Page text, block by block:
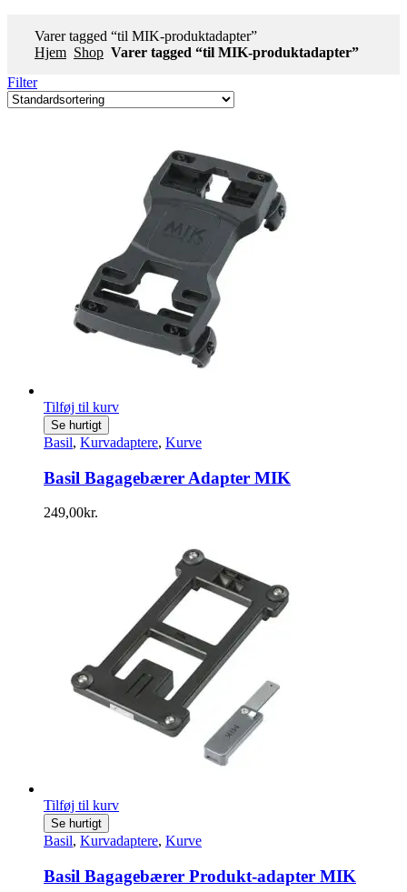
Varer tagged “til MIK-produktadapter”
Hjem Shop Varer tagged “til MIK-produktadapter”
Filter
Tilføj til kurv
Se hurtigt
Basil, Kurvadaptere, Kurve
Basil Bagagebærer Adapter MIK
249,00kr.
Tilføj til kurv
Se hurtigt
Basil, Kurvadaptere, Kurve
Basil Bagagebærer Produkt-adapter MIK